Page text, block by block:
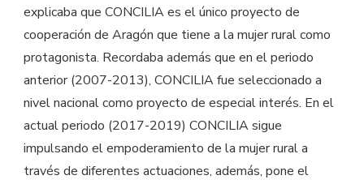
explicaba que CONCILIA es el único proyecto de
cooperación de Aragón que tiene a la mujer rural como
protagonista. Recordaba además que en el periodo
anterior (2007-2013), CONCILIA fue seleccionado a
nivel nacional como proyecto de especial interés. En el
actual periodo (2017-2019) CONCILIA sigue
impulsando el empoderamiento de la mujer rural a
través de diferentes actuaciones, además, pone el